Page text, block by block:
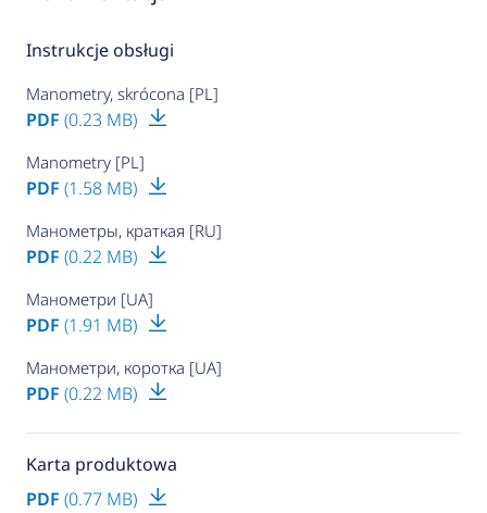
Instrukcje obsługi
Manometry, skrócona [PL]
PDF (0.23 MB)
Manometry [PL]
PDF (1.58 MB)
Манометры, краткая [RU]
PDF (0.22 MB)
Манометри [UA]
PDF (1.91 MB)
Манометри, коротка [UA]
PDF (0.22 MB)
Karta produktowa
PDF (0.77 MB)